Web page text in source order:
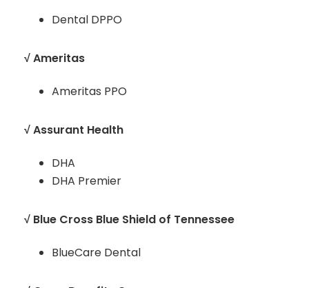
Dental DPPO
√ Ameritas
Ameritas PPO
√ Assurant Health
DHA
DHA Premier
√ Blue Cross Blue Shield of Tennessee
BlueCare Dental